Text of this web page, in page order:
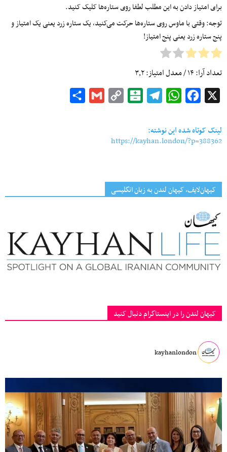
برای امتیاز دادن به این مطلب لطفا روی ستاره‌ها کلیک کنید.
توجه: وقتی با ماوس روی ستاره‌ها حرکت می‌کنید، یک ستاره زرد یعنی یک امتیاز و
پنج ستاره زرد یعنی پنج امتیاز!
تعداد آرا:۱۴/ معدل امتیاز:۳٫۲
Facebook
WhatsApp
Telegram
Balatarin
Copy
Gmail
لینک کوتاه شده این نوشته:
https://kayhan.london/?p=388362
کیهان‌لایف، کیهان لندن به زبان انگلیسی
کیهان لندن را در اینستاگرام دنبال کنید
kayhanlondon